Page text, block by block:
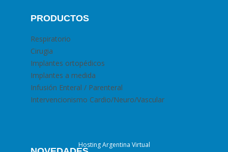
PRODUCTOS
Respiratorio
Cirugia
Implantes ortopédicos
Implantes a medida
Infusión Enteral / Parenteral
Intervencionismo Cardio/Neuro/Vascular
Hosting Argentina Virtual